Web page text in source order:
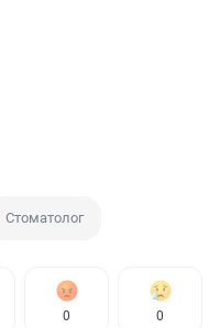
Стоматолог
0 0